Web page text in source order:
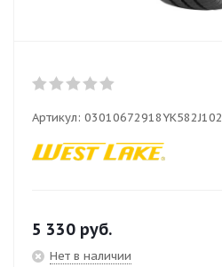
Артикул: 03010672918YK582J102
5 330 руб.
Нет в наличии